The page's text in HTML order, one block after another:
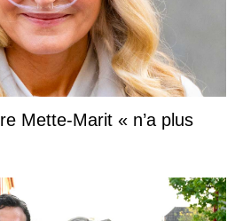
Mette-Marit « n’a plus